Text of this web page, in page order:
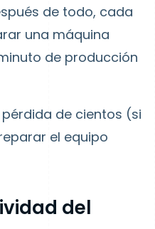
de todo, cada
una máquina
de producción
de cientos (si
el equipo
del